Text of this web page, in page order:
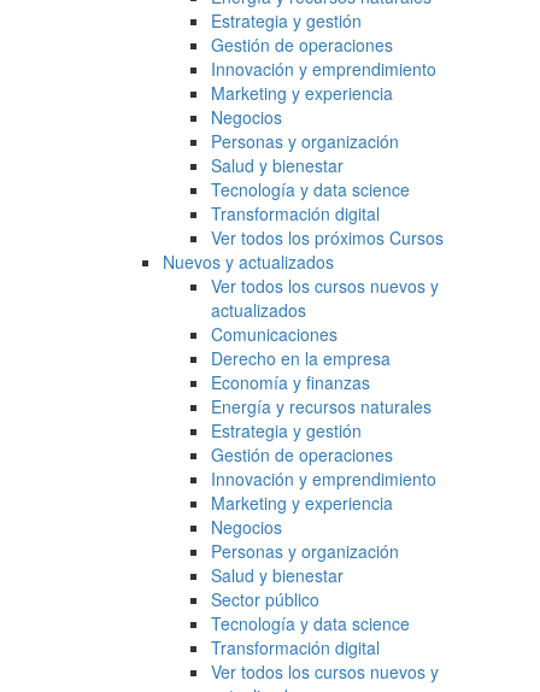
Estrategia y gestión
Gestión de operaciones
Innovación y emprendimiento
Marketing y experiencia
Negocios
Personas y organización
Salud y bienestar
Tecnología y data science
Transformación digital
Ver todos los próximos Cursos
Nuevos y actualizados
Ver todos los cursos nuevos y
actualizados
Comunicaciones
Derecho en la empresa
Economía y finanzas
Energía y recursos naturales
Estrategia y gestión
Gestión de operaciones
Innovación y emprendimiento
Marketing y experiencia
Negocios
Personas y organización
Salud y bienestar
Sector público
Tecnología y data science
Transformación digital
Ver todos los cursos nuevos y